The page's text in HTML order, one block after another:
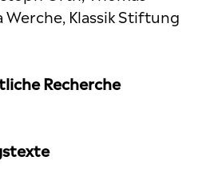
Klassik Stiftung
Recherche